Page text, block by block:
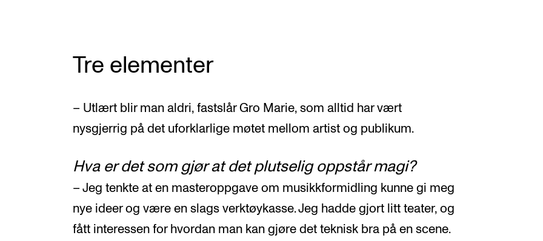
Tre elementer
– Utlært blir man aldri, fastslår Gro Marie, som alltid har vært
nysgjerrig på det uforklarlige møtet mellom artist og publikum.
Hva er det som gjør at det plutselig oppstår magi?
– Jeg tenkte at en masteroppgave om musikkformidling kunne gi meg
nye ideer og være en slags verktøykasse. Jeg hadde gjort litt teater, og
fått interessen for hvordan man kan gjøre det teknisk bra på en scene.